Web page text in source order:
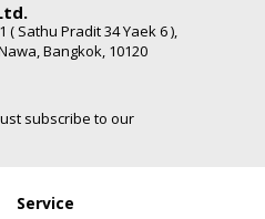
Sathu Pradit 34 Yaek 6 ),
Bangkok, 10120
subscribe to our
Service